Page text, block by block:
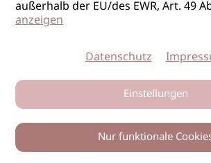
außerhalb der EU/des EWR, Art. 49
anzeigen
Datenschutz
Einstellungen
Nur funktionale